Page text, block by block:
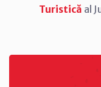
Turistică al